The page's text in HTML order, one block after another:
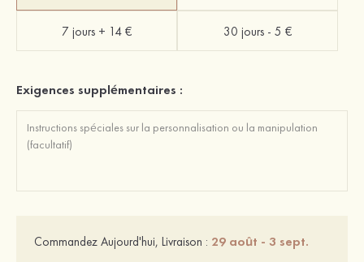
7 jours + 14 € 30 jours - 5 €
Exigences supplémentaires :
Commandez Aujourd'hui, Livraison : 29 août - 3 sept.